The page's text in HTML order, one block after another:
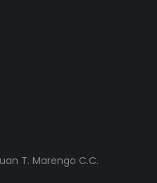
T. Marengo C.C.